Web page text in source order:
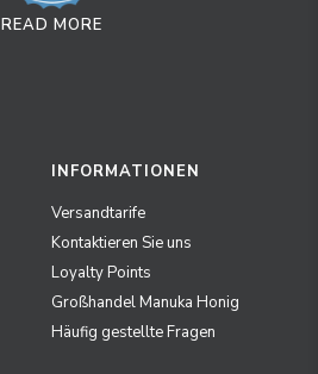
READ MORE
INFORMATIONEN
Versandtarife
Kontaktieren Sie uns
Loyalty Points
Großhandel Manuka Honig
Häufig gestellte Fragen